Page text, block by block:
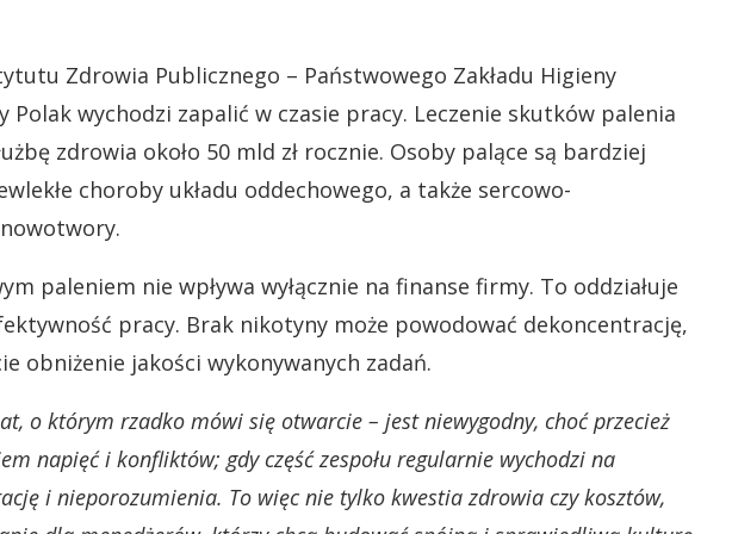
Zdrowia Publicznego – Państwowego Zakładu Higieny
Polak wychodzi zapalić w czasie pracy. Leczenie skutków palenia
zdrowia około 50 mld zł rocznie. Osoby palące są bardziej
choroby układu oddechowego, a także sercowo-
paleniem nie wpływa wyłącznie na finanse firmy. To oddziałuje
pracy. Brak nikotyny może powodować dekoncentrację,
obniżenie jakości wykonywanych zadań.
o którym rzadko mówi się otwarcie – jest niewygodny, choć przecież
napięć i konfliktów; gdy część zespołu regularnie wychodzi na
i nieporozumienia. To więc nie tylko kwestia zdrowia czy kosztów,